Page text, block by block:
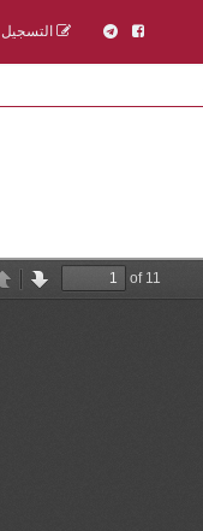
التسجيل